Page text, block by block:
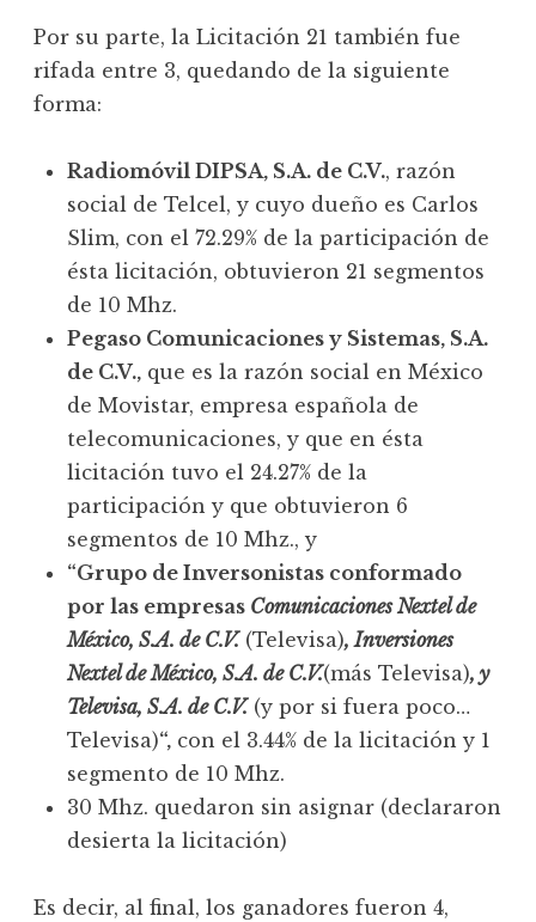
Por su parte, la Licitación 21 también fue
rifada entre 3, quedando de la siguiente
forma:
Radiomóvil DIPSA, S.A. de C.V., razón
social de Telcel, y cuyo dueño es Carlos
Slim, con el 72.29% de la participación de
ésta licitación, obtuvieron 21 segmentos
de 10 Mhz.
Pegaso Comunicaciones y Sistemas, S.A.
de C.V., que es la razón social en México
de Movistar, empresa española de
telecomunicaciones, y que en ésta
licitación tuvo el 24.27% de la
participación y que obtuvieron 6
segmentos de 10 Mhz., y
“Grupo de Inversonistas conformado
por las empresas Comunicaciones Nextel de
México, S.A. de C.V.(Televisa), Inversiones
Nextel de México, S.A. de C.V.(más Televisa), y
Televisa, S.A. de C.V.(y por si fuera poco…
Televisa)“, con el 3.44% de la licitación y 1
segmento de 10 Mhz.
30 Mhz. quedaron sin asignar (declararon
desierta la licitación)
Es decir, al final, los ganadores fueron 4,